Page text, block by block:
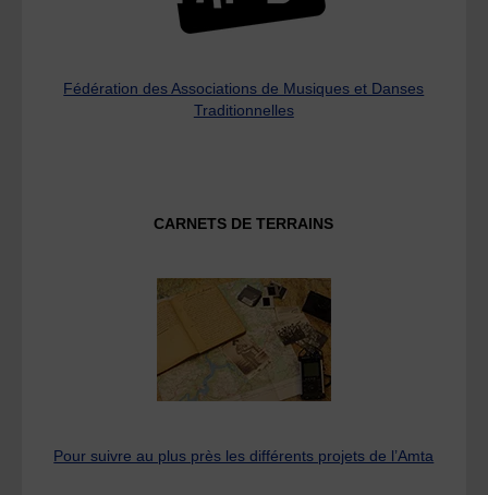
Fédération des Associations de Musiques et Danses
Traditionnelles
CARNETS DE TERRAINS
Pour suivre au plus près les différents projets de l’Amta